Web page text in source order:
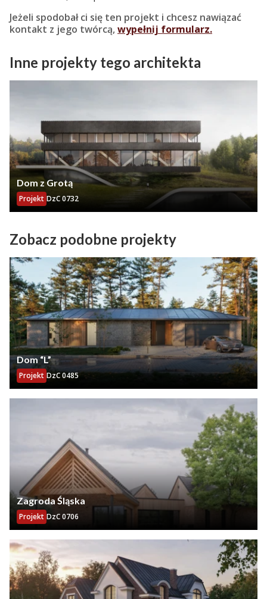
Jeżeli spodobał ci się ten projekt i chcesz nawiązać
kontakt z jego twórcą,wypełnij formularz.
Inne projekty tego architekta
Dom z Grotą
Projekt DzC 0732
Zobacz podobne projekty
Dom “L”
Projekt DzC 0485
Zagroda Śląska
Projekt DzC 0706